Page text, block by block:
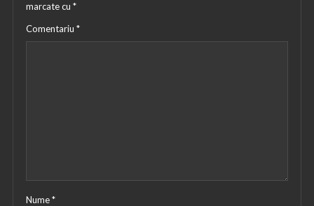
marcate cu *
Comentariu *
Nume*